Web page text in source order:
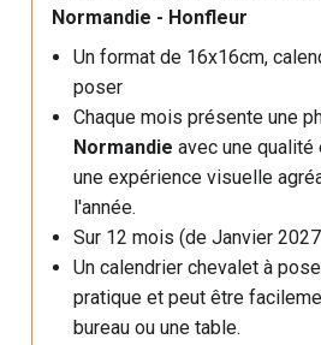
Normandie - Honfleur
Un format de 16x16cm,
poser
Chaque mois présente une
Normandie avec une
une expérience visuelle
l'année.
Sur 12 mois (de Janvier
Un calendrier chevalet à
pratique et peut être
bureau ou une table.